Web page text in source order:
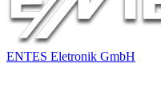
ENTES Eletronik GmbH